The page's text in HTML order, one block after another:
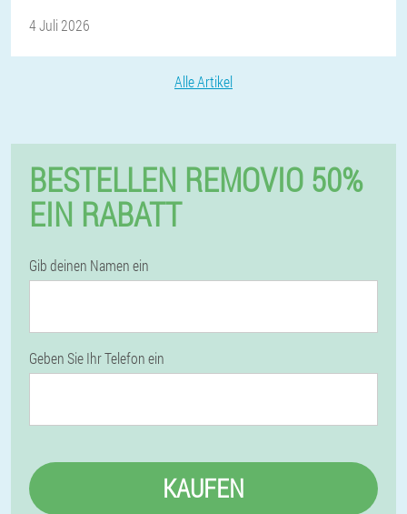
4 Juli 2026
Alle Artikel
BESTELLEN REMOVIO 50%
EIN RABATT
Gib deinen Namen ein
Geben Sie Ihr Telefon ein
KAUFEN